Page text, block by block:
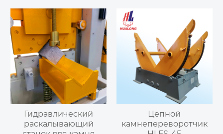
Гидравлический
раскалывающий
Цепной
камнепереворотчик